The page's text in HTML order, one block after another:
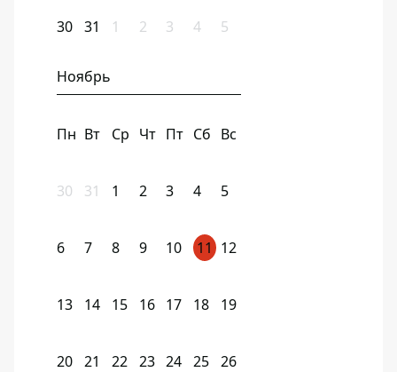
30 31 1 2 3 4 5
Ноябрь
Пн Вт Ср Чт Пт Сб Вс
30 31 1 2 3 4 5
6 7 8 9 10 11 12
13 14 15 16 17 18 19
20 21 22 23 24 25 26